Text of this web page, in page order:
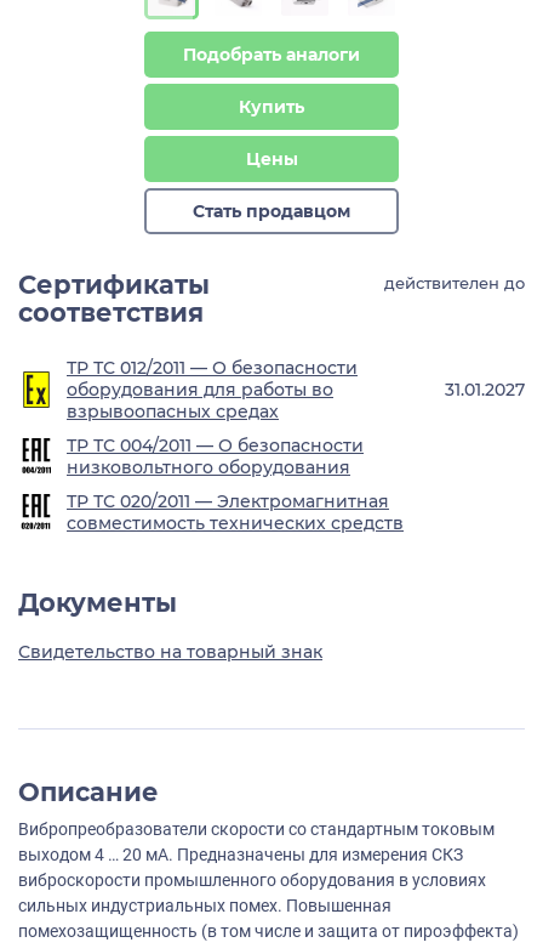
Подобрать аналоги
Купить
Цены
Стать продавцом
Сертификаты
соответствия
действителен до
ТР ТС 012/2011 — О безопасности
оборудования для работы во
взрывоопасных средах
31.01.2027
ТР ТС 004/2011 — О безопасности
низковольтного оборудования
ТР ТС 020/2011 — Электромагнитная
совместимость технических средств
Документы
Свидетельство на товарный знак
Описание
Вибропреобразователи скорости со стандартным токовым
выходом 4 … 20 мА. Предназначены для измерения СКЗ
виброскорости промышленного оборудования в условиях
сильных индустриальных помех. Повышенная
помехозащищенность (в том числе и защита от пироэффекта)